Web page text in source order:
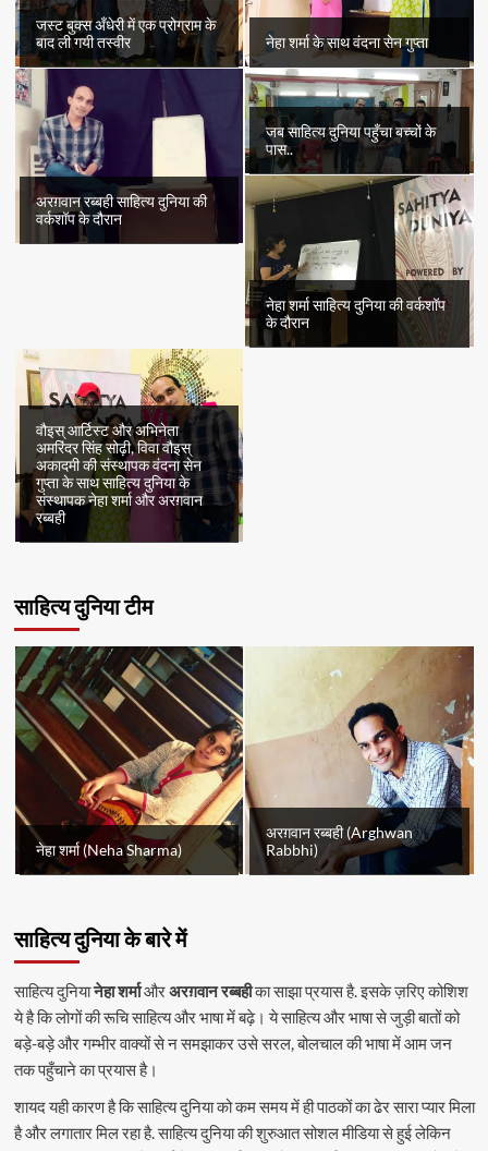
जस्ट बुक्स अँधेरी में एक प्रोग्राम के
बाद ली गयी तस्वीर
नेहा शर्मा के साथ वंदना सेन गुप्ता
अरग़वान रब्बही साहित्य दुनिया की
वर्कशॉप के दौरान
जब साहित्य दुनिया पहुँचा बच्चों के
पास..
नेहा शर्मा साहित्य दुनिया की वर्कशॉप
के दौरान
वौइस् आर्टिस्ट और अभिनेता
अमरिंदर सिंह सोढ़ी, विवा वौइस्
अकादमी की संस्थापक वंदना सेन
गुप्ता के साथ साहित्य दुनिया के
संस्थापक नेहा शर्मा और अरग़वान
रब्बही
साहित्य दुनिया टीम
नेहा शर्मा (Neha Sharma)
अरग़वान रब्बही (Arghwan
Rabbhi)
साहित्य दुनिया के बारे में
साहित्य दुनियानेहा शर्माऔरअरग़वान रब्बहीका साझा प्रयास है. इसके ज़रिए कोशिश
ये है कि लोगों की रूचि साहित्य और भाषा में बढ़े। ये साहित्य और भाषा से जुड़ी बातों को
बड़े-बड़े और गम्भीर वाक्यों से न समझाकर उसे सरल, बोलचाल की भाषा में आम जन
तक पहुँचाने का प्रयास है।
शायद यही कारण है कि साहित्य दुनिया को कम समय में ही पाठकों का ढेर सारा प्यार मिला
है और लगातार मिल रहा है. साहित्य दुनिया की शुरुआत सोशल मीडिया से हुई लेकिन